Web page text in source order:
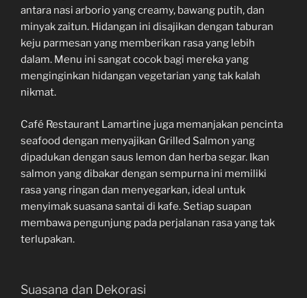
antara nasi arborio yang creamy, bawang putih, dan
minyak zaitun. Hidangan ini disajikan dengan taburan
keju parmesan yang memberikan rasa yang lebih
dalam. Menu ini sangat cocok bagi mereka yang
menginginkan hidangan vegetarian yang tak kalah
nikmat.
Café Restaurant Lamartine juga memanjakan pencinta
seafood dengan menyajikan Grilled Salmon yang
dipadukan dengan saus lemon dan herba segar. Ikan
salmon yang dibakar dengan sempurna ini memiliki
rasa yang ringan dan menyegarkan, ideal untuk
menyimak suasana santai di kafe. Setiap suapan
membawa pengunjung pada perjalanan rasa yang tak
terlupakan.
Suasana dan Dekorasi